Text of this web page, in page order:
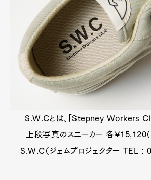
Pen Meet
Pen international
S.W.Cとは、「Stepney Workers
上段写真のスニーカー 各¥15,120（
S.W.C（ジェムプロジェクター TEL :